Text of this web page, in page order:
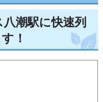
潮駅に快速列
！